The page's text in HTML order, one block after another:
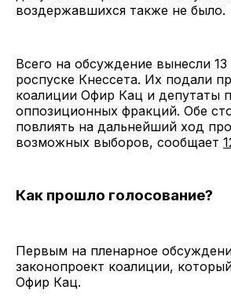
воздержавшихся также не было.
Всего на обсуждение вынесли
роспуске Кнессета. Их подали
коалиции Офир Кац и депутаты
оппозиционных фракций. Обе
повлиять на дальнейший ход
возможных выборов, сообщает
Как прошло голосование?
Первым на пленарное
законопроект коалиции,
Офир Кац.